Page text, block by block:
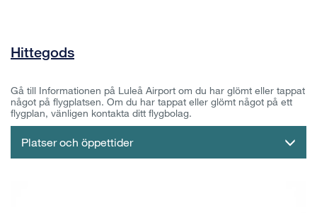
Hittegods
Gå till Informationen på Luleå Airport om du har glömt eller tappat
något på flygplatsen. Om du har tappat eller glömt något på ett
flygplan, vänligen kontakta ditt flygbolag.
Platser och öppettider